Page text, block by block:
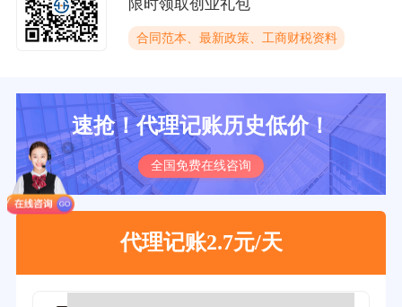
限时领取创业礼包
合同范本、最新政策、工商财税资料
速抢！代理记账历史低价！
全国免费在线咨询
代理记账2.7元/天